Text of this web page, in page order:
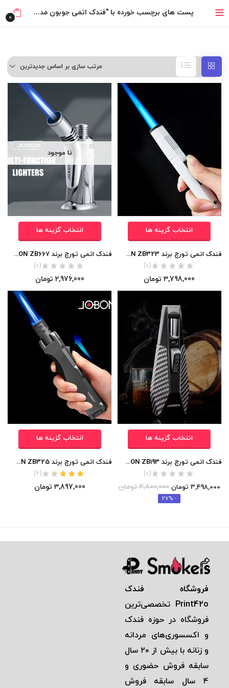
بدون ضامن، بدون سود پست های برچسب خورده با "فندک اتمی جوبون مدل تورچ" 0
مرتب سازی بر اساس جدیدترین
انتخاب گزینه ها
فندک اتمی تورچ برند JOBON ZB323 (تک شعله/بلند) اورجینال
(0)
3,798,000 تومان
نا موجود
انتخاب گزینه ها
فندک اتمی تورچ برند JOBON ZB667 (تک شعله/بلند) اورجینال
(0)
2,976,000 تومان
انتخاب گزینه ها
فندک اتمی تورچ برند JOBON ZB193 (تک شعله/بلند) اورجینال
(0)
3,498,000 تومان 4,800,000 تومان
- 27%
انتخاب گزینه ها
فندک اتمی تورچ برند JOBON ZB325 (تک شعله/بلند) اورجینال
نمره 3.50
از 5
(
2
)
3,897,000 تومان
فروشگاه فندک
Print42o تخصصی‌ترين
فروشگاه در حوزه فندک
و اكسسوری‌های مردانه
و زنانه با بيش از ٢٠ سال
سابقه فروش حضوری و
٤ سال سابقه فروش